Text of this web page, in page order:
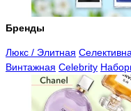
Бренды
Люкс / Элитная
Винтажная Celebrity